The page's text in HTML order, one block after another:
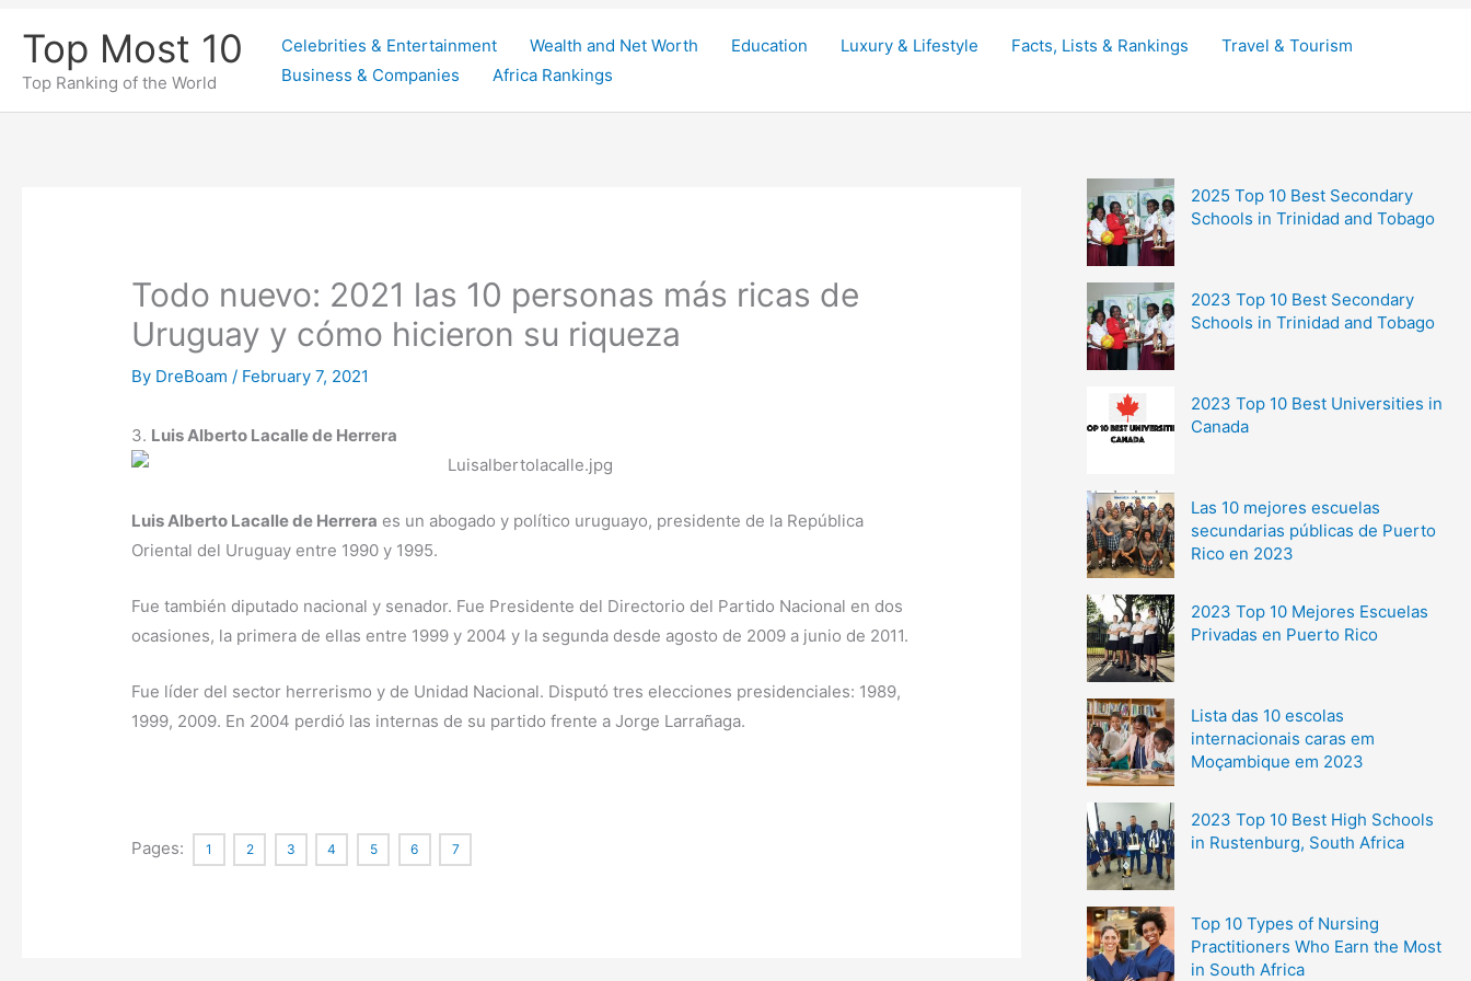
content
Top Most 10
Top Ranking of the World
Celebrities & Entertainment Wealth and Net Worth Education Luxury & Lifestyle Facts, Lists & Rankings
Travel & Tourism
Business & Companies
Africa Rankings
Todo nuevo: 2021 las 10 personas más ricas de
Uruguay y cómo hicieron su riqueza
By DreBoam/ February 7, 2021
3. Luis Alberto Lacalle de Herrera
Luis Alberto Lacalle de Herrera es un abogado y político uruguayo, presidente de la República
Oriental del Uruguay entre 1990 y 1995.
Fue también diputado nacional y senador. Fue Presidente del Directorio del Partido Nacional en dos
ocasiones, la primera de ellas entre 1999 y 2004 y la segunda desde agosto de 2009 a junio de 2011.
Fue líder del sector herrerismo y de Unidad Nacional. Disputó tres elecciones presidenciales: 1989,
1999, 2009. En 2004 perdió las internas de su partido frente a Jorge Larrañaga.
Pages: 1 2 3 4 5 6 7
2025 Top 10 Best Secondary
Schools in Trinidad and Tobago
2023 Top 10 Best Secondary
Schools in Trinidad and Tobago
2023 Top 10 Best Universities in
Canada
Las 10 mejores escuelas
secundarias públicas de Puerto
Rico en 2023
2023 Top 10 Mejores Escuelas
Privadas en Puerto Rico
Lista das 10 escolas
internacionais caras em
Moçambique em 2023
2023 Top 10 Best High Schools
in Rustenburg, South Africa
Top 10 Types of Nursing
Practitioners Who Earn the Most
in South Africa